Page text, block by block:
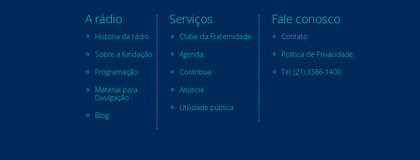
A rádio
História da rádio
Sobre a fundação
Programação
Material para
Divulgação
Blog
Serviços
Clube da Fraternidade
Agenda
Contribua
Anuncie
Utilidade pública
Fale conosco
Contato
Política de Privacidade
Tel: (21) 3386-1400